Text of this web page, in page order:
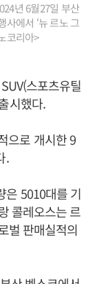
년 6월27일 부산
사에서 ‘뉴 르노 그
코리아>
스포츠유틸
시했다.
으로 개시한 9
.
은 5010대를 기
콜레오스는 르
벌 판매실적의